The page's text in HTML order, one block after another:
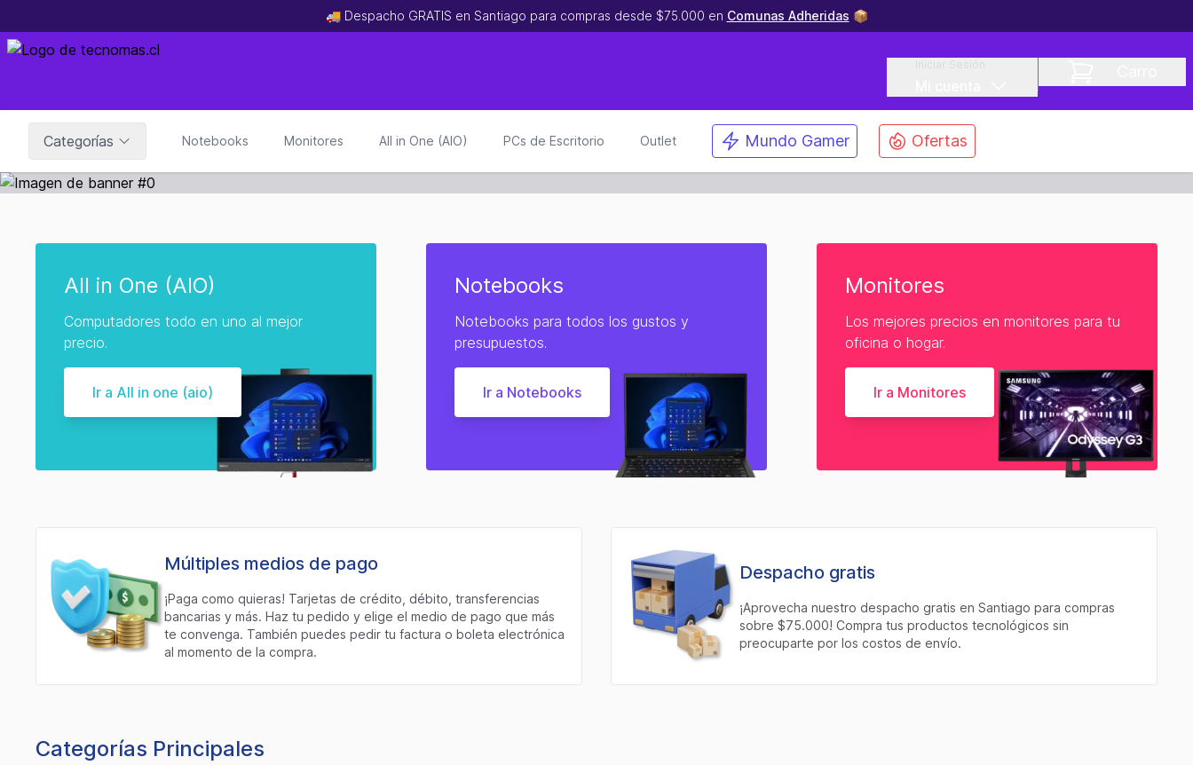
🚚 Despacho GRATIS en Santiago para compras desde $75.000 en Comunas Adheridas 📦
Categorías Notebooks Monitores All in One (AIO) PCs de Escritorio Outlet Mundo Gamer Ofertas
All in One (AIO)
Computadores todo en uno al mejor
precio.
Ir a All in one (aio)
Notebooks
Notebooks para todos los gustos y
presupuestos.
Ir a Notebooks
Monitores
Los mejores precios en monitores para tu
oficina o hogar.
Ir a Monitores
Múltiples medios de pago
¡Paga como quieras! Tarjetas de crédito, débito, transferencias
bancarias y más. Haz tu pedido y elige el medio de pago que más
te convenga. También puedes pedir tu factura o boleta electrónica
al momento de la compra.
Despacho gratis
¡Aprovecha nuestro despacho gratis en Santiago para compras
sobre $75.000! Compra tus productos tecnológicos sin
preocuparte por los costos de envío.
Categorías Principales